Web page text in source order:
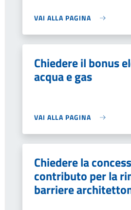
VAI ALLA PAGINA
Chiedere il bonus
acqua e gas
VAI ALLA PAGINA
Chiedere la
contributo per la
barriere